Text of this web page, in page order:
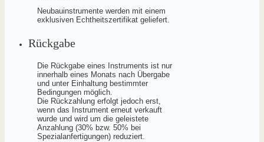
Neubauinstrumente werden mit einem
exklusiven Echtheitszertifikat geliefert.
Rückgabe
Die Rückgabe eines Instruments ist nur
innerhalb eines Monats nach Übergabe
und unter Einhaltung bestimmter
Bedingungen möglich.
Die Rückzahlung erfolgt jedoch erst,
wenn das Instrument erneut verkauft
wurde und wird um die geleistete
Anzahlung (30% bzw. 50% bei
Spezialanfertigungen) reduziert.